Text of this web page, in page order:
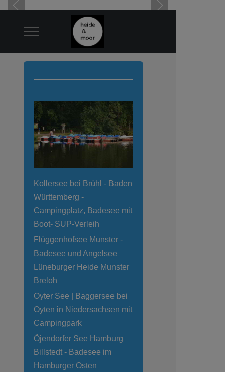
Mobile Menu Toggle
Kollersee bei Brühl - Baden
Württemberg -
Campingplatz, Badesee mit
Boot- SUP-Verleih
Flüggenhofsee Munster -
Badesee und Angelsee
Lüneburger Heide Munster
Breloh
Oyter See | Baggersee bei
Oyten in Niedersachsen mit
Campingpark
Öjendorfer See Hamburg
Billstedt - Badesee im
Hamburger Osten